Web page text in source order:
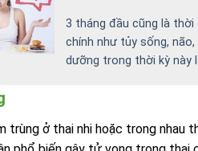
3 tháng đầu cũng là
chính như tủy sống,
dưỡng trong thời kỳ này
trùng ở thai nhi hoặc trong nhau